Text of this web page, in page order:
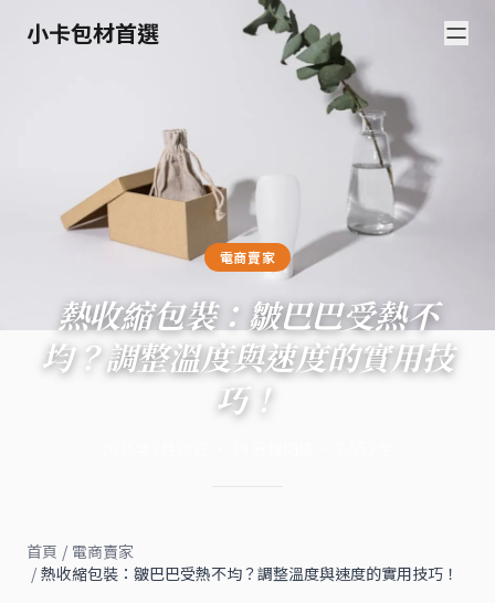
小卡包材首選
電商賣家
熱收縮包裝：皺巴巴受熱不
均？調整溫度與速度的實用技
巧！
首頁 / 電商賣家
/ 熱收縮包裝：皺巴巴受熱不均？調整溫度與速度的實用技巧！